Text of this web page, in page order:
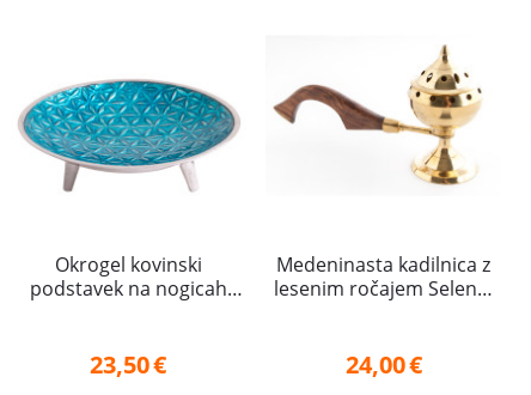
Okrogel kovinski
podstavek na nogicah
23,50€
Medeninasta kadilnica z
lesenim ročajem Selena,
24,00€